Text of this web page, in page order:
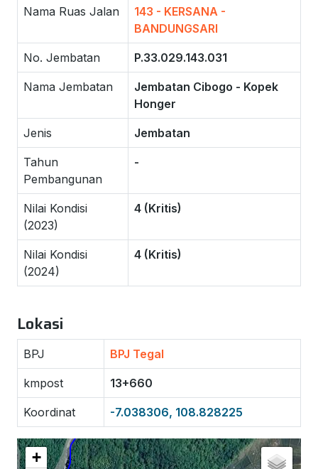
Nama Ruas Jalan
143 - KERSANA -
BANDUNGSARI
No. Jembatan P.33.029.143.031
Nama Jembatan
Jembatan Cibogo - Kopek
Honger
Jenis Jembatan
Tahun
Pembangunan
-
Nilai Kondisi
(2023)
4 (Kritis)
Nilai Kondisi
(2024)
4 (Kritis)
Lokasi
BPJ BPJ Tegal
kmpost 13+660
Koordinat -7.038306, 108.828225
+